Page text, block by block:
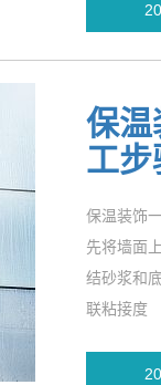
保温
工步
保温装饰
先将墙面
结砂浆和
联粘接度